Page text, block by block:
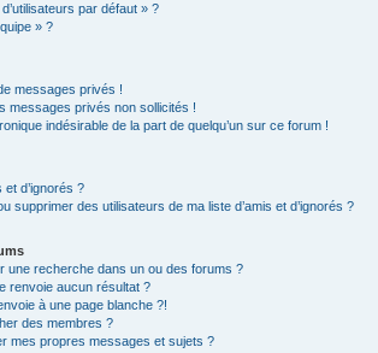
par défaut » ?
» ?
messages privés !
messages privés non sollicités !
indésirable de la part de quelqu’un sur ce forum !
et d’ignorés ?
supprimer des utilisateurs de ma liste d’amis et d’ignorés ?
une recherche dans un ou des forums ?
renvoie aucun résultat ?
à une page blanche ?!
des membres ?
mes propres messages et sujets ?